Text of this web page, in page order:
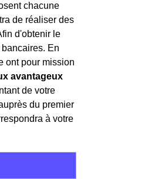
chacune
de réaliser des
d'obtenir le
En
ont pour mission
avantageux
de votre
du premier
à votre